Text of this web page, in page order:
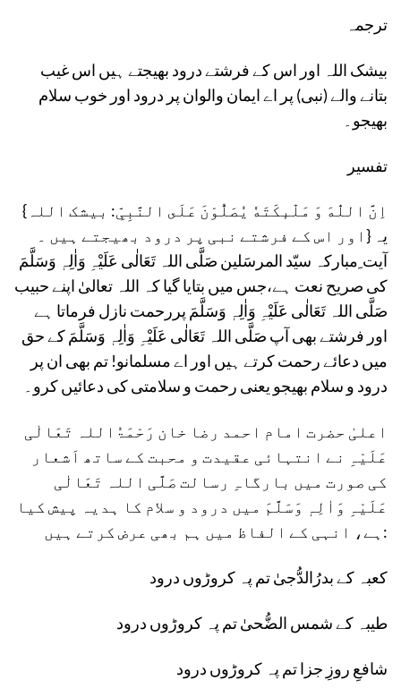
ترجمہ
بیشک اللہ اور اس کے فرشتے درود بھیجتے ہیں اس غیب
بتانے والے (نبی) پر اے ایمان والوان پر درود اور خوب سلام
بھیجو۔
تفسیر
{اِنَّ اللّٰهَ وَ مَلٰٓىٕكَتَهٗ یُصَلُّوْنَ عَلَى النَّبِیِّ: بیشک اللہ
اور اس کے فرشتے نبی پر درود بھیجتے ہیں ۔} یہ
آیت ِمبارکہ سیّد المرسَلین صَلَّی اللہ تَعَالٰی عَلَیْہِ وَاٰلِہٖ وَسَلَّمَ
کی صریح نعت ہے،جس میں بتایا گیا کہ اللہ تعالیٰ اپنے حبیب
صَلَّی اللہ تَعَالٰی عَلَیْہِ وَاٰلِہٖ وَسَلَّمَ پررحمت نازل فرماتا ہے
اور فرشتے بھی آپ صَلَّی اللہ تَعَالٰی عَلَیْہِ وَاٰلِہٖ وَسَلَّمَ کے حق
میں دعائے رحمت کرتے ہیں اور اے مسلمانو! تم بھی ان پر
درود و سلام بھیجو یعنی رحمت و سلامتی کی دعائیں کرو۔
اعلیٰ حضرت امام احمد رضا خان رَحْمَۃُاللہ تَعَالٰی
عَلَیْہِ نے انتہائی عقیدت و محبت کے ساتھ اَشعار
کی صورت میں بارگاہِ رسالت صَلَّی اللہ تَعَالٰی
عَلَیْہِ وَاٰلِہٖ وَسَلَّمَ میں درود و سلام کا ہدیہ پیش کیا
ہے، انہی کے الفاظ میں ہم بھی عرض کرتے ہیں:
کعبہ کے بدرُالدُّجیٰ تم پہ کروڑوں درود
طیبہ کے شمس الضُّحیٰ تم پہ کروڑوں درود
شافعِ روزِ جزا تم پہ کروڑوں درود